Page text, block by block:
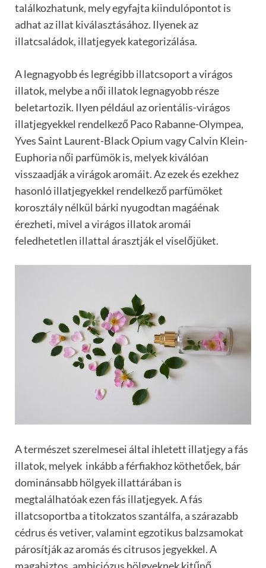
találkozhatunk, mely egyfajta kiindulópontot is
adhat az illat kiválasztásához. Ilyenek az
illatcsaládok, illatjegyek kategorizálása.
A legnagyobb és legrégibb illatcsoport a virágos
illatok, melybe a női illatok legnagyobb része
beletartozik. Ilyen például az orientális-virágos
illatjegyekkel rendelkező Paco Rabanne-Olympea,
Yves Saint Laurent-Black Opium vagy Calvin Klein-
Euphoria női parfümök is, melyek kiválóan
visszaadják a virágok aromáit. Az ezek és ezekhez
hasonló illatjegyekkel rendelkező parfümöket
korosztály nélkül bárki nyugodtan magáénak
érezheti, mivel a virágos illatok aromái
feledhetetlen illattal árasztják el viselőjüket.
A természet szerelmesei által ihletett illatjegy a fás
illatok, melyek inkább a férfiakhoz köthetőek, bár
dominánsabb hölgyek illattárában is
megtalálhatóak ezen fás illatjegyek. A fás
illatcsoportba a titokzatos szantálfa, a szárazabb
cédrus és vetiver, valamint egzotikus balzsamokat
párosítják az aromás és citrusos jegyekkel. A
magabiztos, ambiciózus hölgyeknek kitűnő